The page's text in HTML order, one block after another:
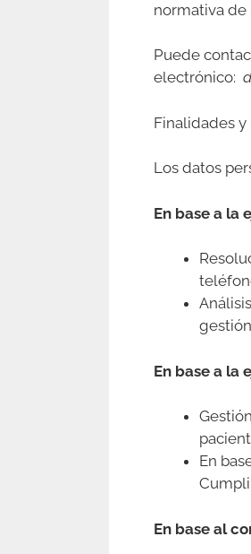
normativa de
Puede
electrónico:
Finalidades
Los datos
En base a la
En base a la
En
En base al